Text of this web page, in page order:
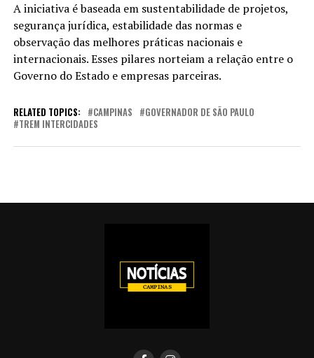
A iniciativa é baseada em sustentabilidade de projetos,
segurança jurídica, estabilidade das normas e
observação das melhores práticas nacionais e
internacionais. Esses pilares norteiam a relação entre o
Governo do Estado e empresas parceiras.
RELATED TOPICS: CAMPINAS
GOVERNADOR DE SÃO PAULO
TREM INTERCIDADES